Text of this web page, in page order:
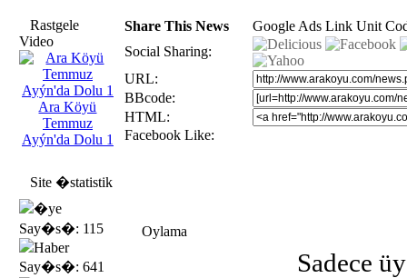
Rastgele
Video
Ara Köyü
Temmuz
Ayýn'da Dolu 1
Site �statistik
�ye
Say�s�: 115
Haber
Say�s�: 641
Share This News
Google Ads Link Unit
Social Sharing:
URL:
BBcode:
HTML:
Facebook Like:
Oylama
Sadece